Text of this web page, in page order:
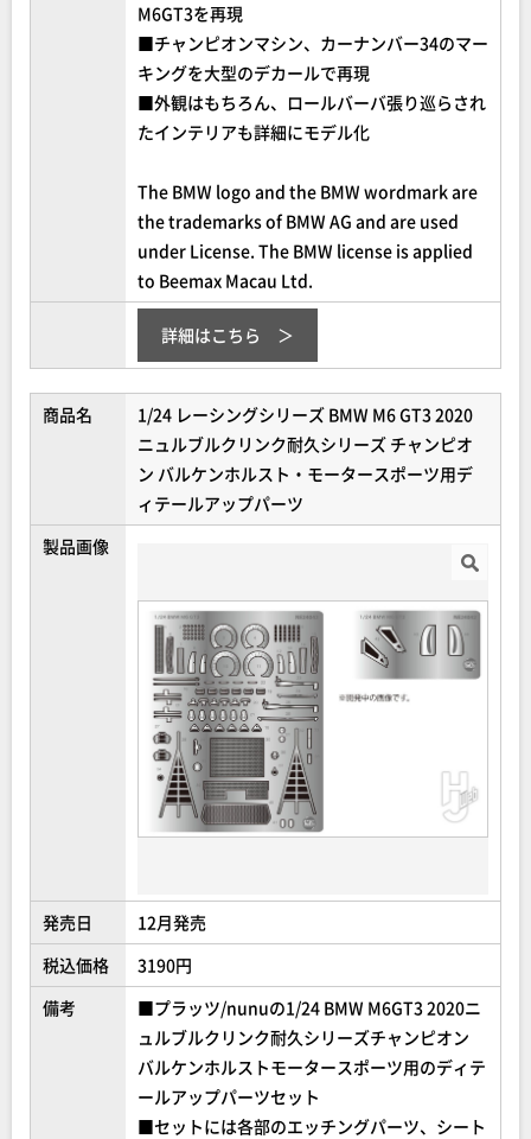
M6GT3を再現
■チャンピオンマシン、カーナンバー34のマー
キングを大型のデカールで再現
■外観はもちろん、ロールバーバ張り巡らされ
たインテリアも詳細にモデル化
The BMW logo and the BMW wordmark are
the trademarks of BMW AG and are used
under License. The BMW license is applied
to Beemax Macau Ltd.
詳細はこちら
商品名
1/24 レーシングシリーズ BMW M6 GT3 2020
ニュルブルクリンク耐久シリーズ チャンピオ
ン バルケンホルスト・モータースポーツ用デ
ィテールアップパーツ
製品画像
発売日
12月発売
税込価格
3190円
備考
■プラッツ/nunuの1/24 BMW M6GT3 2020ニ
ュルブルクリンク耐久シリーズチャンピオン
バルケンホルストモータースポーツ用のディテ
ールアップパーツセット
■セットには各部のエッチングパーツ、シート